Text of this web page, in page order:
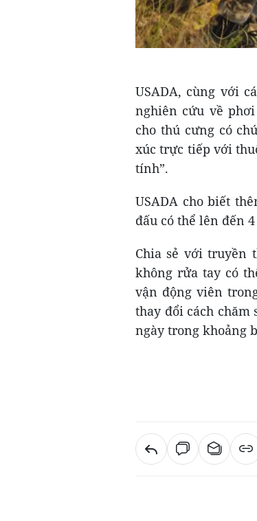
USADA, cùng với
nghiên cứu về
cho thú cưng có
xúc trực tiếp với
tính”.
USADA cho biết
đấu có thể lên đến
Chia sẻ với truyền
không rửa tay có
vận động viên
thay đổi cách chăm
ngày trong khoảng